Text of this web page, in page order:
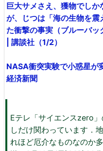
巨大サメさえ、獲物でし
が、じつは「海の生物を
た衝撃の事実（ブルーバ
| 講談社（1/2）
NASA衝突実験で小惑星が
経済新聞
Eテレ「サイエンスzero
しだけ関わっています．
れほど厄介なものなのか